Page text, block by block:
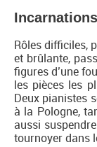
Rôles difficiles,
et brûlante,
figures d’une
les pièces les
Deux pianistes
à la Pologne,
aussi
tournoyer dans